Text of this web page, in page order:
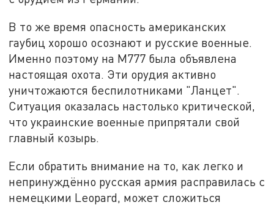
В то же время опасность американских
гаубиц хорошо осознают и русские военные.
Именно поэтому на М777 была объявлена
настоящая охота. Эти орудия активно
уничтожаются беспилотниками "Ланцет".
Ситуация оказалась настолько критической,
что украинские военные припрятали свой
главный козырь.
Если обратить внимание на то, как легко и
непринуждённо русская армия расправилась с
немецкими Leopard, может сложиться